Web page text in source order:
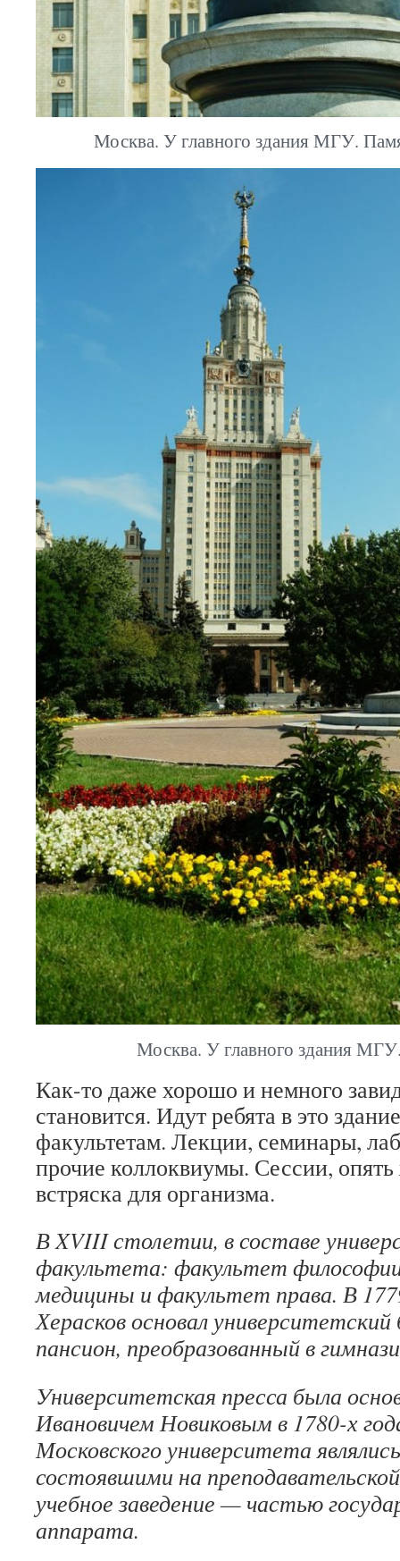
Москва. У главного здания МГУ.
Москва. У главного здания
Как-то даже хорошо и немного
становится. Идут ребята в это
факультетам. Лекции, семинары,
прочие коллоквиумы. Сессии,
встряска для организма.
В XVIII столетии, в составе
факультета: факультет
медицины и факультет права. В
Херасков основал
пансион, преобразованный в
Университетская пресса была
Ивановичем Новиковым в 1780-х
Московского университета
состоявшими на
учебное заведение — частью
аппарата.